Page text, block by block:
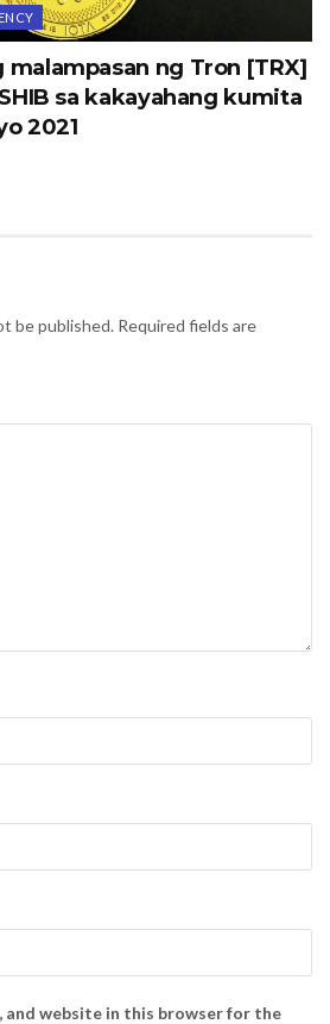
malampasan ng Tron [TRX]
sa kakayahang kumita
2021
be published. Required fields are
and website in this browser for the